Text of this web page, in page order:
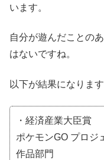
います。
自分が遊んだことの
はないですね。
以下が結果になります
・経済産業大臣賞
ポケモンGO プロジ
作品部門